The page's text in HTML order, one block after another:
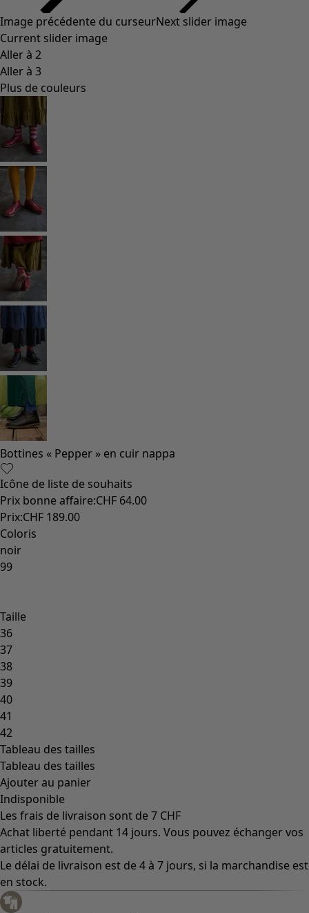
Image précédente du curseurNext slider image
Current slider image
Aller à 2
Aller à 3
Plus de couleurs
Bottines « Pepper » en cuir nappa
Icône de liste de souhaits
Prix bonne affaire:CHF 64.00
Prix:CHF 189.00
Coloris
noir
99
Taille
36
37
38
39
40
41
42
Tableau des tailles
Tableau des tailles
Ajouter au panier
Indisponible
Les frais de livraison sont de 7 CHF
Achat liberté pendant 14 jours. Vous pouvez échanger vos
articles gratuitement.
Le délai de livraison est de 4 à 7 jours, si la marchandise est
en stock.